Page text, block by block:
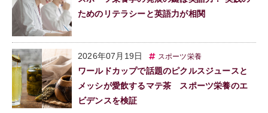
ためのリテラシーと英語力が相関
2026年07月19日 スポーツ栄養
ワールドカップで話題のピクルスジュースと
メッシが愛飲するマテ茶 スポーツ栄養のエ
ビデンスを検証